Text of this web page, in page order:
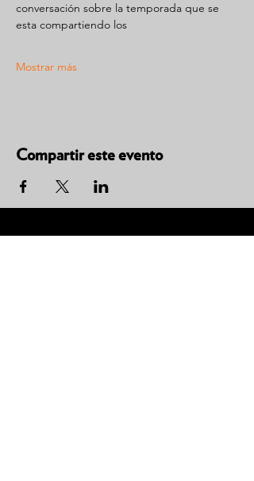
conversación sobre la temporada que se
esta compartiendo los
Mostrar más
Compartir este evento